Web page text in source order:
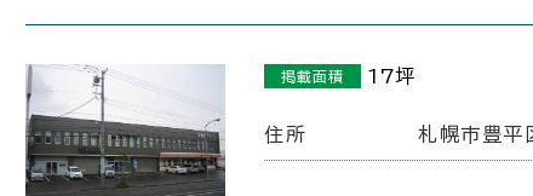
掲載面積 17坪
住所 札幌市豊